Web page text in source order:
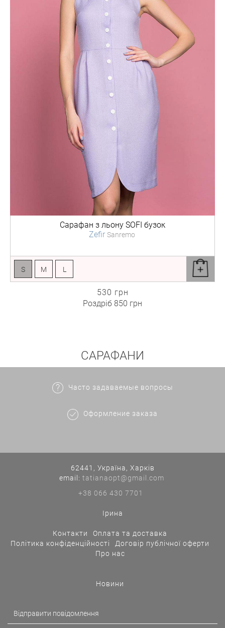
Сарафан з льону SOFI бузок
Zefir Sanremo
S M L
530 грн
Роздріб 850 грн
САРАФАНИ
Часто задаваемые вопросы
Оформление заказа
62441, Україна, Харків
еmail: tatianaopt@gmail.com
+38 066 430 7701
Ірина
Контакти
Оплата та доставка
Політика конфіденційності
Договір публічної оферти
Про нас
Новини